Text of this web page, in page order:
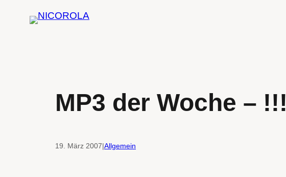
MP3 der Woche – !!!
19. März 2007|Allgemein